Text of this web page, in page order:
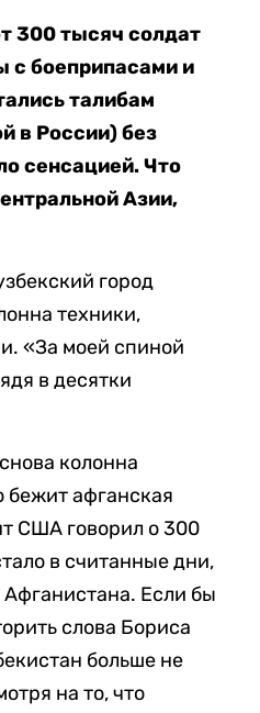
300 тысяч солдат
с боеприпасами и
талибам
в России) без
сенсацией. Что
Азии,
город
техники,
«За моей спиной
в десятки
колонна
бежит афганская
США говорил о 300
в считанные дни,
Афганистана. Если бы
слова Бориса
больше не
на то, что